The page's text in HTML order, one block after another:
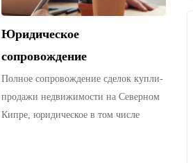
Юридическое
сопровождение
Полное сопровождение сделок купли-
продажи недвижимости на Северном
Кипре, юридическое в том числе